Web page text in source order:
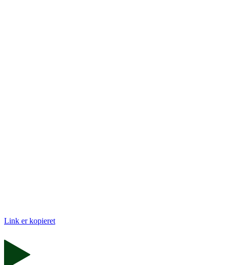
Link er kopieret